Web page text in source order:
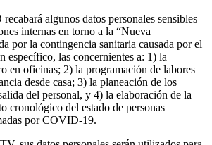
algunos datos personales sensibles
internas en torno a la “Nueva
por la contingencia sanitaria causada por el
específico, las concernientes a: 1) la
en oficinas; 2) la programación de labores
desde casa; 3) la planeación de los
del personal, y 4) la elaboración de la
cronológico del estado de personas
por COVID-19.